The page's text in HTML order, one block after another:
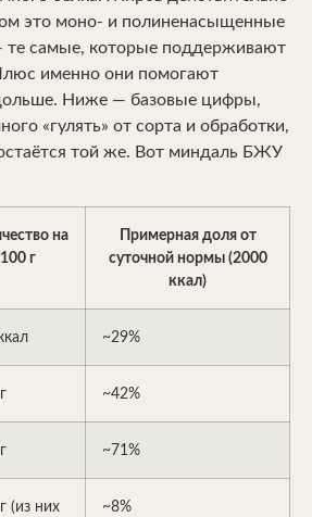
это моно- и полиненасыщенные
самые, которые поддерживают
именно они помогают
Ниже — базовые цифры,
«гулять» от сорта и обработки,
той же. Вот миндаль БЖУ
на
100 г
Примерная доля от
суточной нормы (2000
ккал)
~29%
~42%
~71%
(из них
~8%